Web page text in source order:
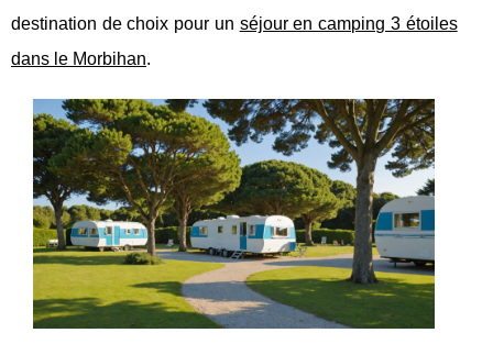
destination de choix pour un séjour en camping 3 étoiles
dans le Morbihan.